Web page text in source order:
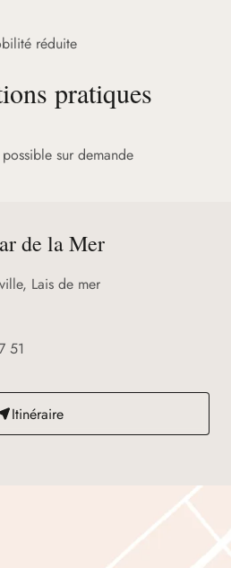
réduite
pratiques
sur demande
de la Mer
Lais de mer
51
Itinéraire